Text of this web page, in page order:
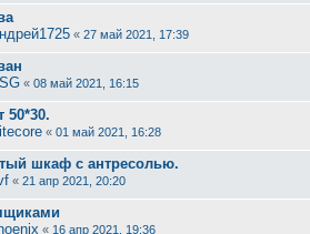
« 27 май 2021, 17:39
« 08 май 2021, 16:15
50*30.
« 01 май 2021, 16:28
шкаф с антресолью.
« 21 апр 2021, 20:20
« 16 апр 2021, 19:36